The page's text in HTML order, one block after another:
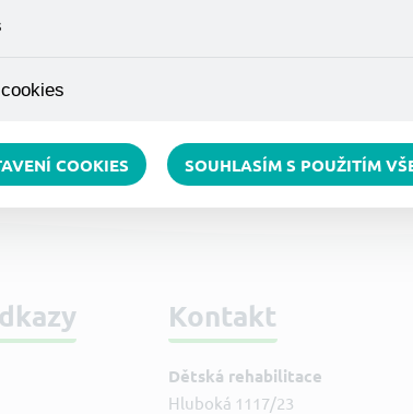
Kontakt
Dětská rehabilitace
Hluboká 1117/23
cookies nelze přiřadit konkrétnímu
přizpůsobit vašim preferencím, což vám pomůže
COOKIES SOUHLASÍM S POUŽITÍM